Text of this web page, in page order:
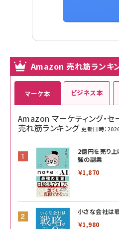
Amazon 売れ筋ランキ
マーケ本
Amazon マーケティング・
売れ筋ランキング 更新日時：
2億円を売り
強の副業
￥1,870
小さな会社は
￥1,980
ビジネス本